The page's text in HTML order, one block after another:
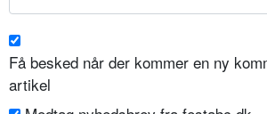
Få besked når der kommer en ny
artikel